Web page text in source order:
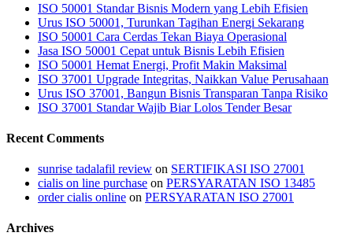
ISO 50001 Standar Bisnis Modern yang Lebih Efisien
Urus ISO 50001, Turunkan Tagihan Energi Sekarang
ISO 50001 Cara Cerdas Tekan Biaya Operasional
Jasa ISO 50001 Cepat untuk Bisnis Lebih Efisien
ISO 50001 Hemat Energi, Profit Makin Maksimal
ISO 37001 Upgrade Integritas, Naikkan Value Perusahaan
Urus ISO 37001, Bangun Bisnis Transparan Tanpa Risiko
ISO 37001 Standar Wajib Biar Lolos Tender Besar
Recent Comments
sunrise tadalafil review on SERTIFIKASI ISO 27001
cialis on line purchase on PERSYARATAN ISO 13485
order cialis online on PERSYARATAN ISO 27001
Archives